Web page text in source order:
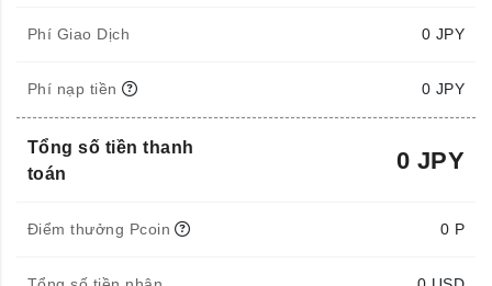
Phí Giao Dịch 0 JPY
Phí nạp tiền 0 JPY
Tổng số tiền thanh
toán
0 JPY
Điểm thưởng Pcoin 0 P